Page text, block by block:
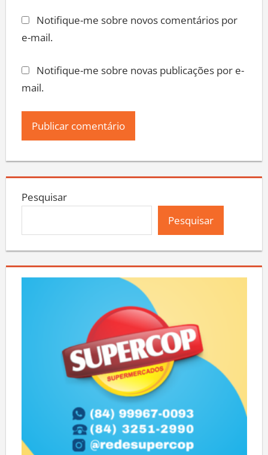
Notifique-me sobre novos comentários por
e-mail.
Notifique-me sobre novas publicações por e-
mail.
Pesquisar
Pesquisar